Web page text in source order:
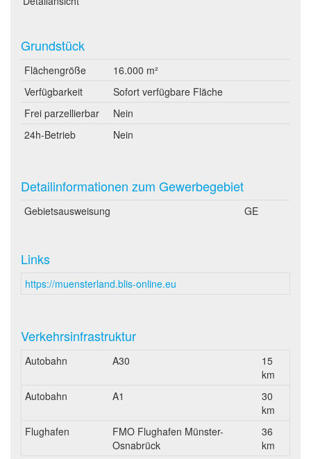
Grundstück
Flächengröße
16.000 m²
Verfügbarkeit
Sofort verfügbare Fläche
Frei parzellierbar
Nein
24h-Betrieb
Nein
Detailinformationen zum Gewerbegebiet
Gebietsausweisung GE
Links
https://muensterland.blis-online.eu
Verkehrsinfrastruktur
Autobahn A30
15
km
Autobahn
A1
30
km
Flughafen
FMO Flughafen Münster-
Osnabrück
36
km